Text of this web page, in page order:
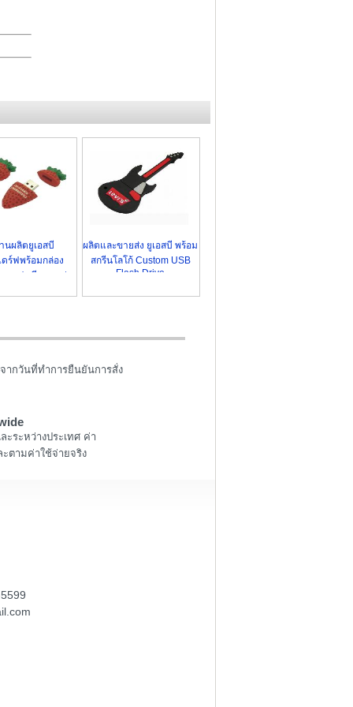
นผลิตยูเอสบี
ร์ฟพร้อมกล่อง
แฟนซี ราคาส่ง
ผลิตและขายส่ง ยูเอสบี พร้อม
สกรีนโลโก้ Custom USB
Flash Drive
ากวันที่ทำการยืนยันการสั่ง
ะระหว่างประเทศ ค่า
ตามค่าใช้จ่ายจริง